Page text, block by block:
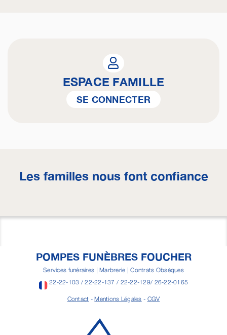
ESPACE FAMILLE
SE CONNECTER
Les familles nous font confiance
POMPES FUNÈBRES FOUCHER
Services funéraires | Marbrerie | Contrats Obsèques
22-22-103 / 22-22-137 / 22-22-129/ 26-22-0165
Contact -Mentions Légales - CGV